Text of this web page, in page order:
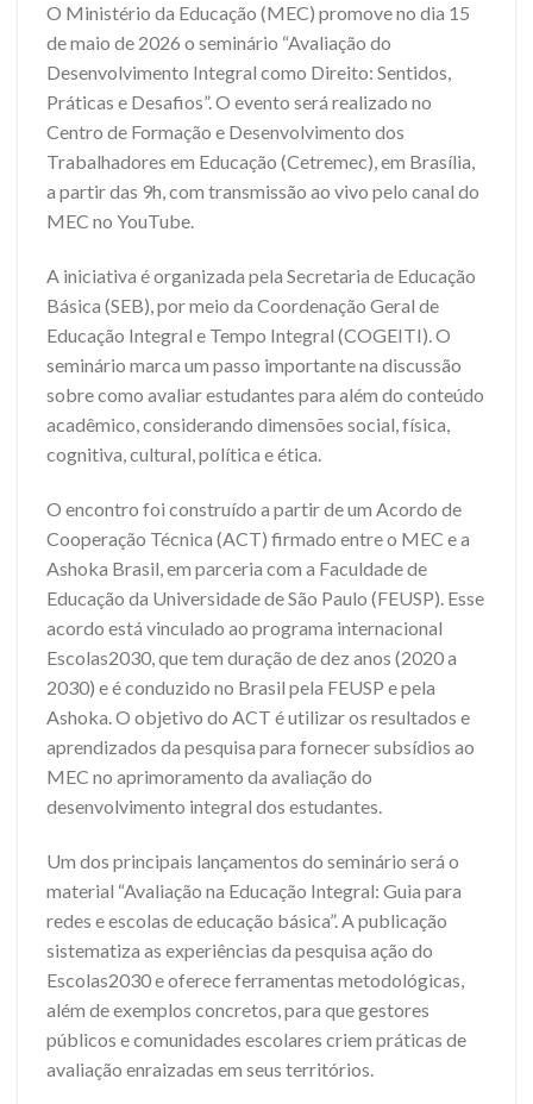
O Ministério da Educação (MEC) promove no dia 15
de maio de 2026 o seminário “Avaliação do
Desenvolvimento Integral como Direito: Sentidos,
Práticas e Desafios”. O evento será realizado no
Centro de Formação e Desenvolvimento dos
Trabalhadores em Educação (Cetremec), em Brasília,
a partir das 9h, com transmissão ao vivo pelo canal do
MEC no YouTube.
A iniciativa é organizada pela Secretaria de Educação
Básica (SEB), por meio da Coordenação Geral de
Educação Integral e Tempo Integral (COGEITI). O
seminário marca um passo importante na discussão
sobre como avaliar estudantes para além do conteúdo
acadêmico, considerando dimensões social, física,
cognitiva, cultural, política e ética.
O encontro foi construído a partir de um Acordo de
Cooperação Técnica (ACT) firmado entre o MEC e a
Ashoka Brasil, em parceria com a Faculdade de
Educação da Universidade de São Paulo (FEUSP). Esse
acordo está vinculado ao programa internacional
Escolas2030, que tem duração de dez anos (2020 a
2030) e é conduzido no Brasil pela FEUSP e pela
Ashoka. O objetivo do ACT é utilizar os resultados e
aprendizados da pesquisa para fornecer subsídios ao
MEC no aprimoramento da avaliação do
desenvolvimento integral dos estudantes.
Um dos principais lançamentos do seminário será o
material “Avaliação na Educação Integral: Guia para
redes e escolas de educação básica”. A publicação
sistematiza as experiências da pesquisa ação do
Escolas2030 e oferece ferramentas metodológicas,
além de exemplos concretos, para que gestores
públicos e comunidades escolares criem práticas de
avaliação enraizadas em seus territórios.